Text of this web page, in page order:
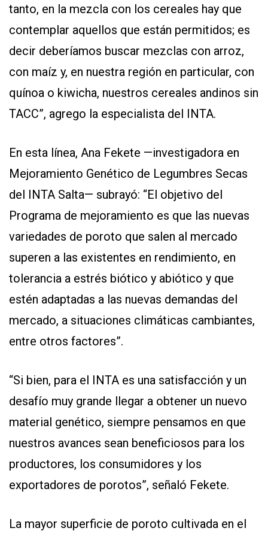
tanto, en la mezcla con los cereales hay que
contemplar aquellos que están permitidos; es
decir deberíamos buscar mezclas con arroz,
con maíz y, en nuestra región en particular, con
quínoa o kiwicha, nuestros cereales andinos sin
TACC”, agrego la especialista del INTA.
En esta línea, Ana Fekete —investigadora en
Mejoramiento Genético de Legumbres Secas
del INTA Salta— subrayó: “El objetivo del
Programa de mejoramiento es que las nuevas
variedades de poroto que salen al mercado
superen a las existentes en rendimiento, en
tolerancia a estrés biótico y abiótico y que
estén adaptadas a las nuevas demandas del
mercado, a situaciones climáticas cambiantes,
entre otros factores”.
“Si bien, para el INTA es una satisfacción y un
desafío muy grande llegar a obtener un nuevo
material genético, siempre pensamos en que
nuestros avances sean beneficiosos para los
productores, los consumidores y los
exportadores de porotos”, señaló Fekete.
La mayor superficie de poroto cultivada en el